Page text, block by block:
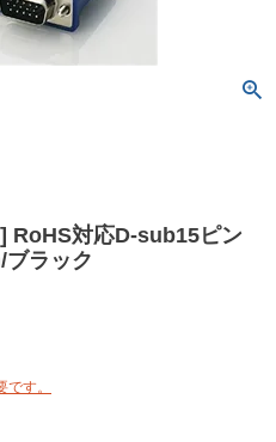
RoHS対応D-sub15ピン
ラック
す。